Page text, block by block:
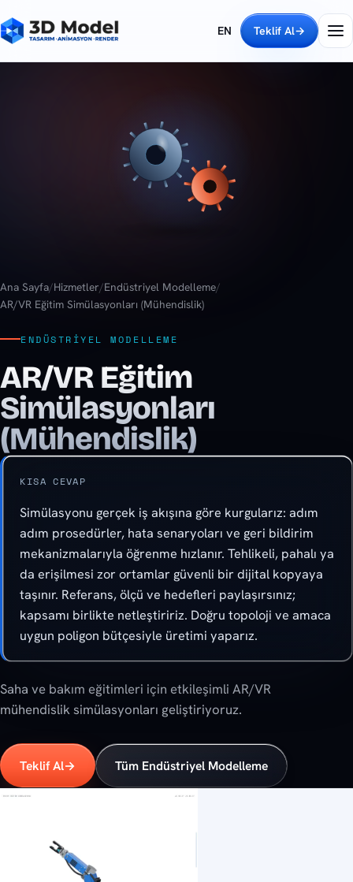
EN Teklif Al→
Ana Sayfa/Hizmetler/Endüstriyel Modelleme/
AR/VR Eğitim Simülasyonları (Mühendislik)
ENDÜSTRIYEL MODELLEME
AR/VR Eğitim
Simülasyonları
(Mühendislik)
KISA CEVAP
Simülasyonu gerçek iş akışına göre kurgularız: adım
adım prosedürler, hata senaryoları ve geri bildirim
mekanizmalarıyla öğrenme hızlanır. Tehlikeli, pahalı ya
da erişilmesi zor ortamlar güvenli bir dijital kopyaya
taşınır. Referans, ölçü ve hedefleri paylaşırsınız;
kapsamı birlikte netleştiririz. Doğru topoloji ve amaca
uygun poligon bütçesiyle üretimi yaparız.
Saha ve bakım eğitimleri için etkileşimli AR/VR
mühendislik simülasyonları geliştiriyoruz.
Teklif Al→ Tüm Endüstriyel Modelleme